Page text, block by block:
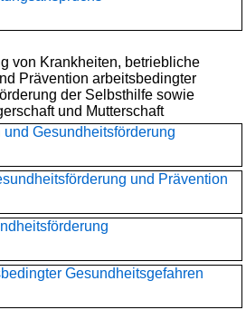
von Krankheiten, betriebliche
Prävention arbeitsbedingter
der Selbsthilfe sowie
und Mutterschaft
Gesundheitsförderung
und Prävention
Gesundheitsgefahren